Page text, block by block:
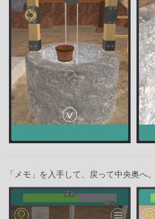
「メモ」を入手して、戻って中央奥へ。